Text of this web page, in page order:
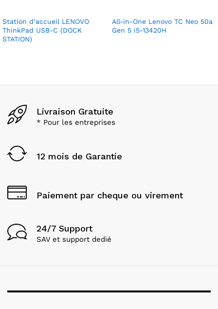
Station d’accueil LENOVO
ThinkPad USB-C (DOCK
STATION)
All-in-One Lenovo TC Neo 50a
Gen 5 i5-13420H
Livraison Gratuite
* Pour les entreprises
12 mois de Garantie
Paiement par cheque ou virement
24/7 Support
SAV et support dedié